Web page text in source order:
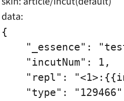
data:
{
"_essence":
    "incutNum": 1,
"repl":
"type":